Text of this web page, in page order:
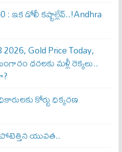
: ఇక డోలీ క‌ష్టాల్లేవ్..!Andhra
Gold Price Today,
ధరలకు మళ్లీ రెక్కలు..
కోర్టు ధిక్కరణ
యువత..